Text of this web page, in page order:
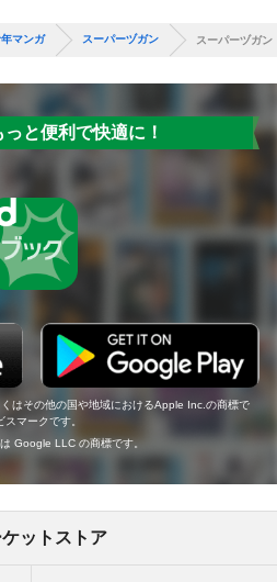
マンガ スーパーヅガン スーパーヅガ
と便利で快適に！
はその他の国や地域におけるApple Inc.の商標で
マークです。
Google LLC の商標です。
ットストア